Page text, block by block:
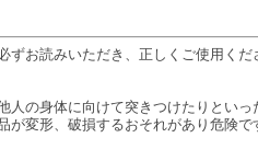
ずお読みいただき、正しくご使用くだ
の身体に向けて突きつけたりとい
変形、破損するおそれがあり危険